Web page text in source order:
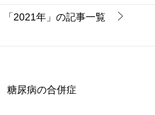
「2021年」の記事一覧
糖尿病の合併症